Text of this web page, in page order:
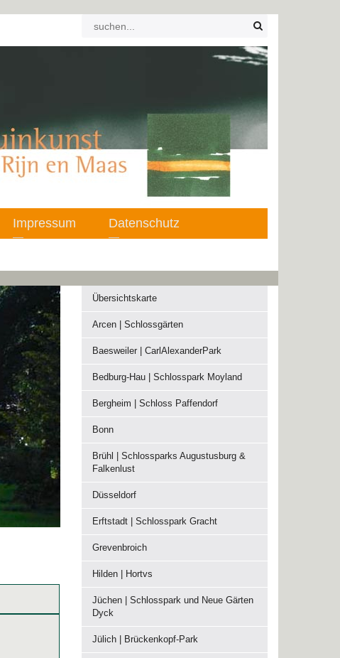
Impressum Datenschutz
Übersichtskarte
Arcen | Schlossgärten
Baesweiler | CarlAlexanderPark
Bedburg-Hau | Schlosspark Moyland
Bergheim | Schloss Paffendorf
Bonn
Brühl | Schlossparks Augustusburg &
Falkenlust
Düsseldorf
Erftstadt | Schlosspark Gracht
Grevenbroich
Hilden | Hortvs
Jüchen | Schlosspark und Neue Gärten
Dyck
Jülich | Brückenkopf-Park